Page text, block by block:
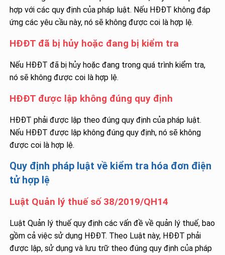
hợp với các quy định của pháp luật. Nếu HĐĐT không đáp
ứng các yêu cầu này, nó sẽ không được coi là hợp lệ.
HĐĐT đã bị hủy hoặc đang bị kiểm tra
Nếu HĐĐT đã bị hủy hoặc đang trong quá trình kiểm tra,
nó sẽ không được coi là hợp lệ.
HĐĐT được lập không đúng quy định
HĐĐT phải được lập theo đúng quy định của pháp luật.
Nếu HĐĐT được lập không đúng quy định, nó sẽ không
được coi là hợp lệ.
Quy định pháp luật về kiểm tra hóa đơn điện
tử hợp lệ
Luật Quản lý thuế số 38/2019/QH14
Luật Quản lý thuế quy định các vấn đề về quản lý thuế, bao
gồm cả việc sử dụng HĐĐT. Theo Luật này, HĐĐT phải
được lập, sử dụng và lưu trữ theo đúng quy định của pháp